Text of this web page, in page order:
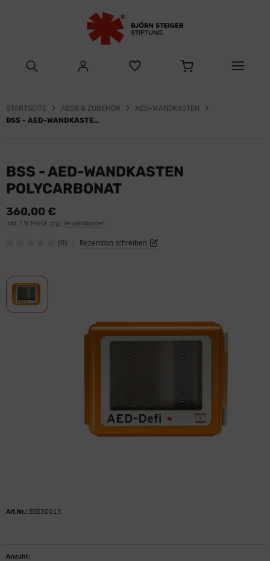
STARTSEITE AEDS & ZUBEHÖR
AED-WANDKASTEN
BSS - AED-WANDKASTEN POLYCARBONAT
BSS - AED-WANDKASTEN
POLYCARBONAT
360,00 €
inkl. 7 % MwSt. zzgl.Versandkosten
(0) | Rezension schreiben
Art.Nr.: BSS30013
Anzahl: